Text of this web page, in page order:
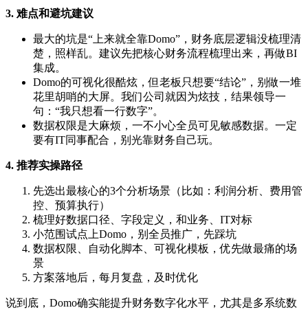
3. 难点和避坑建议
最大的坑是“上来就全靠Domo”，财务底层逻辑没梳理清
楚，照样乱。建议先把核心财务流程梳理出来，再做BI
集成。
Domo的可视化很酷炫，但老板只想要“结论”，别做一堆
花里胡哨的大屏。我们公司就因为炫技，结果领导一
句：“我只想看一行数字”。
数据权限是大麻烦，一不小心全员可见敏感数据。一定
要有IT同事配合，别光靠财务自己玩。
4. 推荐实操路径
先选出最核心的3个分析场景（比如：利润分析、费用管
控、预算执行）
梳理好数据口径、字段定义，和业务、IT对标
小范围试点上Domo，别全员推广，先踩坑
数据权限、自动化脚本、可视化模板，优先做最痛的场
景
方案落地后，每月复盘，及时优化
说到底，Domo确实能提升财务数字化水平，尤其是多系统数